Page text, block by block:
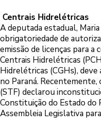
Centrais Hidrelétricas
A deputada estadual,
obrigatoriedade de
emissão de licenças para a
Centrais Hidrelétricas
Hidrelétricas (CGHs),
no Paraná.
(STF) declarou
Constituição do Estado do
Assembleia Legislativa